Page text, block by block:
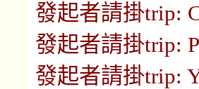
發起者請掛trip:
發起者請掛trip:
發起者請掛trip: